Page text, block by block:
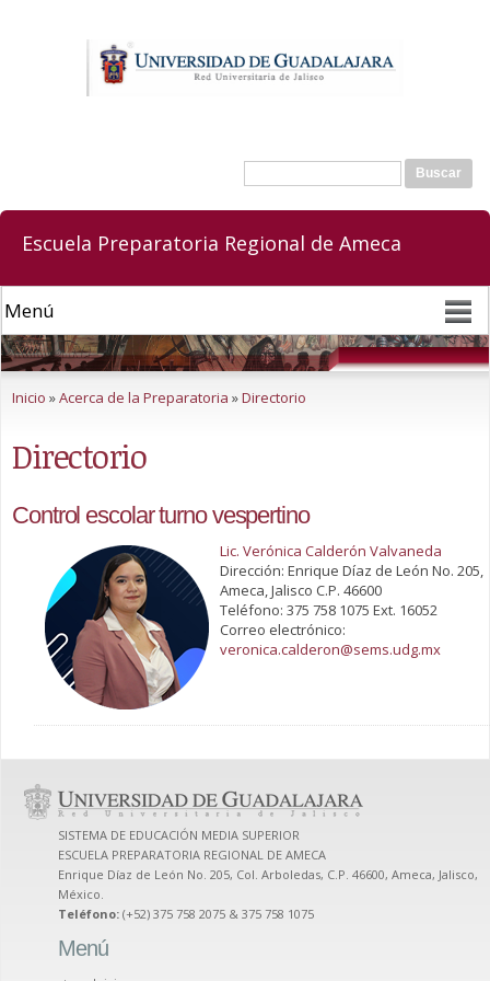
Formulario de búsqueda
Buscar
Escuela Preparatoria Regional de Ameca
Inicio »Acerca de la Preparatoria »Directorio
Directorio
Control escolar turno vespertino
Lic. Verónica Calderón Valvaneda
Dirección: Enrique Díaz de León No. 205,
Ameca, Jalisco C.P. 46600
Teléfono: 375 758 1075 Ext. 16052
Correo electrónico:
veronica.calderon@sems.udg.mx
SISTEMA DE EDUCACIÓN MEDIA SUPERIOR
ESCUELA PREPARATORIA REGIONAL DE AMECA
Enrique Díaz de León No. 205, Col. Arboledas, C.P. 46600, Ameca, Jalisco,
México.
Teléfono: (+52) 375 758 2075 & 375 758 1075
Menú